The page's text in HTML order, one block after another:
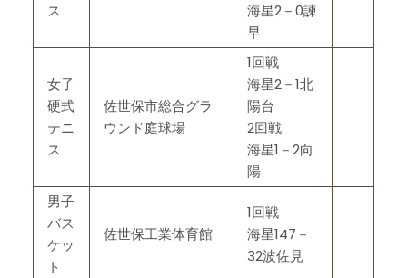
ス
海星2－0諫
早
女子
硬式
テニ
ス
佐世保市総合グラ
ウンド庭球場
1回戦
海星2－1北
陽台
2回戦
海星1－2向
陽
男子
バス
ケッ
ト
佐世保工業体育館
1回戦
海星147－
32波佐見